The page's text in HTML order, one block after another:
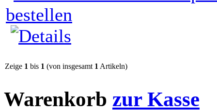
Zeige 1 bis 1 (von insgesamt 1 Artikeln)
Warenkorb zur Kasse